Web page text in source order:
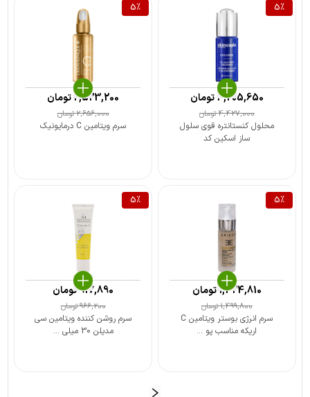
5%
محلول کنستانتره قوی سلول
ساز اسکین کد
4,427,000تومان
4,205,650تومان
5%
سرم ویتامین C درمایونیک
2,656,000تومان
2,523,200 تومان
5%
سرم انرژی بوستر ویتامین C
اریکه مناسب پو ...
1,499,800تومان
1,424,810تومان
5%
سرم روشن کننده ویتامین سی
مدیلن 30 میلی ...
966,200تومان
917,890تومان